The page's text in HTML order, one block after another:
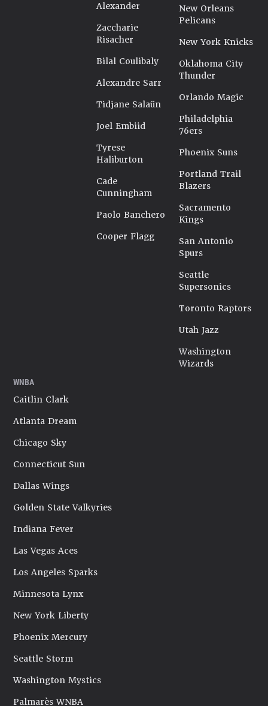
Alexander
Zaccharie
Risacher
Bilal Coulibaly
Alexandre Sarr
Tidjane Salaün
Joel Embiid
Tyrese
Haliburton
Cade
Cunningham
Paolo Banchero
Cooper Flagg
New Orleans
Pelicans
New York Knicks
Oklahoma City
Thunder
Orlando Magic
Philadelphia
76ers
Phoenix Suns
Portland Trail
Blazers
Sacramento
Kings
San Antonio
Spurs
Seattle
Supersonics
Toronto Raptors
Utah Jazz
Washington
Wizards
WNBA
Caitlin Clark
Atlanta Dream
Chicago Sky
Connecticut Sun
Dallas Wings
Golden State Valkyries
Indiana Fever
Las Vegas Aces
Los Angeles Sparks
Minnesota Lynx
New York Liberty
Phoenix Mercury
Seattle Storm
Washington Mystics
Palmarès WNBA